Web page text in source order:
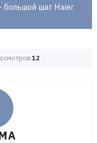
большой шаг Haier
12